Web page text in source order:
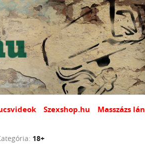
Szexshop.hu Masszázs
18+